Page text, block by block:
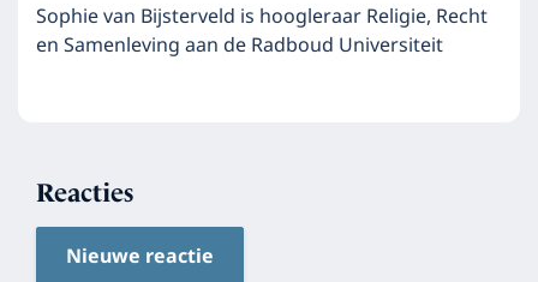
Sophie van Bijsterveld is hoogleraar Religie, Recht
en Samenleving aan de Radboud Universiteit
Reacties
Nieuwe reactie